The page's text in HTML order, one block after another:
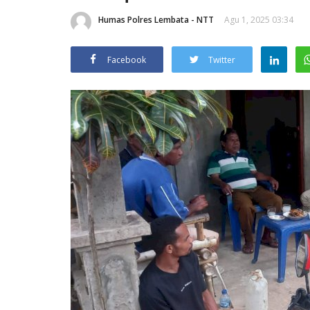
Humas Polres Lembata - NTT Agu 1, 2025 03:34
Facebook Twitter